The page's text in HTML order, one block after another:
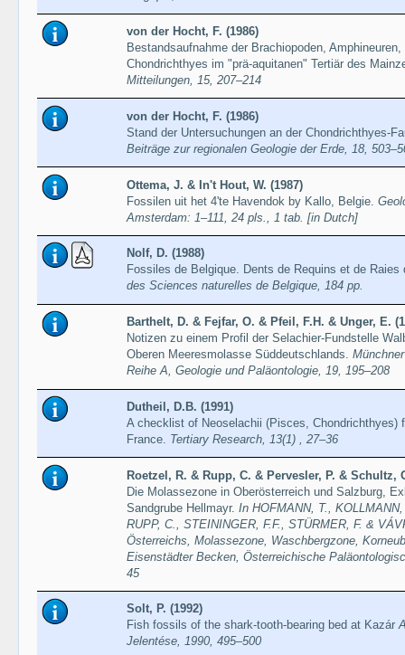
von der Hocht, F. (1986)
Bestandsaufnahme der Brachiopoden,
Chondrichthyes im "prä-aquitanen" Tertiär des
Mitteilungen, 15, 207–214
von der Hocht, F. (1986)
Stand der Untersuchungen an der Chondrichthyes-
Beiträge zur regionalen Geologie der Erde, 18,
Ottema, J. & In't Hout, W. (1987)
Fossilen uit het 4'te Havendok by Kallo, Belgie.
Amsterdam: 1–111, 24 pls., 1 tab. [in Dutch]
Nolf, D. (1988)
Fossiles de Belgique. Dents de Requins et de
des Sciences naturelles de Belgique, 184 pp.
Barthelt, D. & Fejfar, O. & Pfeil, F.H. & Unger, E.
Notizen zu einem Profil der Selachier-Fundstelle
Oberen Meeresmolasse Süddeutschlands.
Reihe A, Geologie und Paläontologie, 19, 195–208
Dutheil, D.B. (1991)
A checklist of Neoselachii (Pisces, Chondrichthyes)
France. Tertiary Research, 13(1) , 27–36
Roetzel, R. & Rupp, C. & Pervesler, P. & Schultz,
Die Molassezone in Oberösterreich und Salzburg,
Sandgrube Hellmayr. In HOFMANN, T.,
RUPP, C., STEININGER, F.F., STÜRMER, F. &
Österreichs, Molassezone, Waschbergzone,
Eisenstädter Becken, Österreichische
45
Solt, P. (1992)
Fish fossils of the shark-tooth-bearing bed at Kazár
Jelentése, 1990, 495–500